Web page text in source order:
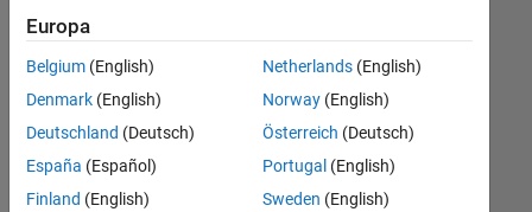
Ihren
Suchkriterien
entsprechen.
können
die
Suchkriterien
Europa
Belgium (English)
Denmark (English)
Deutschland (Deutsch)
España (Español)
Finland (English)
Netherlands(English)
Norway(English)
Österreich (Deutsch)
Portugal (English)
Sweden (English)